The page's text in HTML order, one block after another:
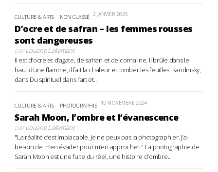
CULTURE & ARTS NON CLASSÉ 2 JANVIER 2025
D’ocre et de safran – les femmes rousses
sont dangereuses
parLouane Lallemant
Il est d’ocre et d’agate, de safran et de cornaline. Il brûle dans le
haut d’une flamme, il fait la chaleur et tomber les feuilles. Kandinsky,
dans Du spirituel dans l’art et...
CULTURE & ARTS PHOTOGRAPHIE 10 NOVEMBRE 2024
Sarah Moon, l’ombre et l’évanescence
parLouane Lallemant
"La réalité c’est implacable. Je ne peux pas la photographier. J’ai
besoin de m’en évader pour m’en approcher." La photographie de
Sarah Moon est une fuite du réel, une histoire d'ombre...